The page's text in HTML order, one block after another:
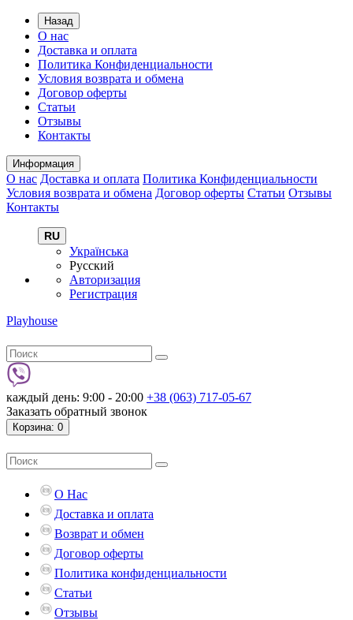
Назад
О нас
Доставка и оплата
Политика Конфиденциальности
Условия возврата и обмена
Договор оферты
Статьи
Отзывы
Контакты
Информация
О нас Доставка и оплата Политика Конфиденциальности
Условия возврата и обмена Договор оферты Статьи Отзывы
Контакты
RU
Українська
Русский
Авторизация
Регистрация
Playhouse
каждый день: 9:00 - 20:00 +38 (063) 717-05-67
Заказать обратный звонок
Корзина: 0
О Нас
Доставка и оплата
Возврат и обмен
Договор оферты
Политика конфиденциальности
Статьи
Отзывы